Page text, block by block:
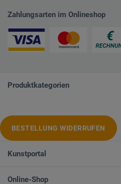
Zahlungsarten im Onlineshop
Produktkategorien
BESTELLUNG WIDERRUFEN
Kunstportal
Online-Shop